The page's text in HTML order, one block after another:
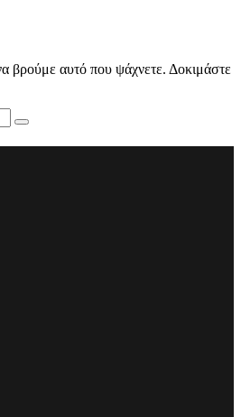
βρούμε αυτό που ψάχνετε. Δοκιμάστε
Search